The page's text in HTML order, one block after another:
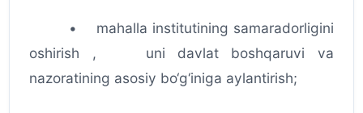
• mahalla institutining samaradorligini
oshirish , uni davlat boshqaruvi va
nazoratining asosiy bo‘g‘iniga aylantirish;